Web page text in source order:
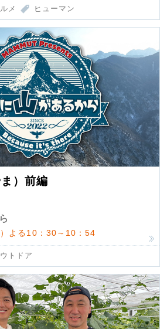
メ ヒューマン
）前編
よる10：30～10：54
トドア